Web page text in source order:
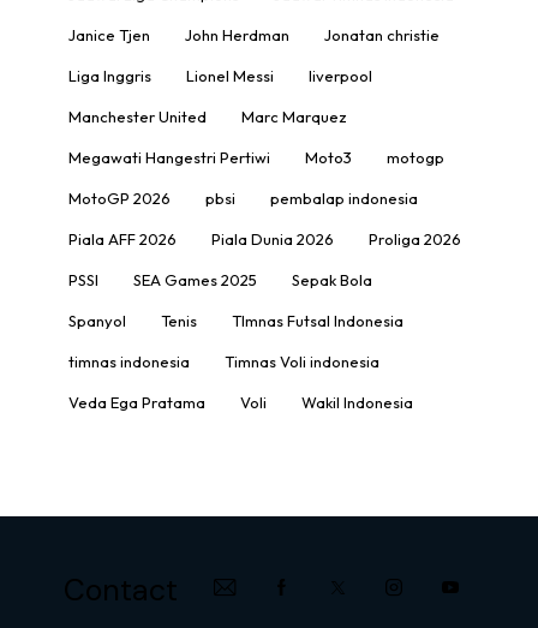
Janice Tjen John Herdman Jonatan christie
Liga Inggris Lionel Messi liverpool
Manchester United Marc Marquez
Megawati Hangestri Pertiwi Moto3 motogp
MotoGP 2026 pbsi pembalap indonesia
Piala AFF 2026 Piala Dunia 2026 Proliga 2026
PSSI SEA Games 2025 Sepak Bola
Spanyol Tenis TImnas Futsal Indonesia
timnas indonesia Timnas Voli indonesia
Veda Ega Pratama Voli Wakil Indonesia
Contact